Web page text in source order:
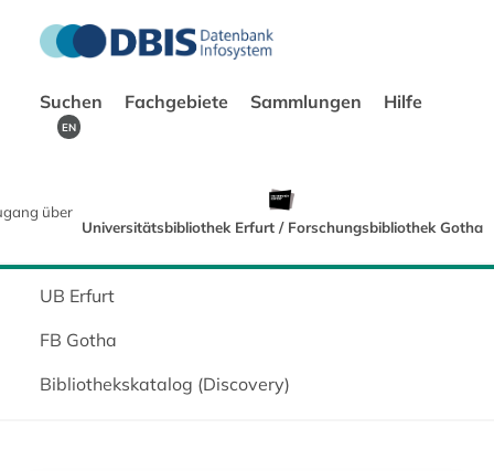
Suchen Fachgebiete Sammlungen Hilfe
EN
über
Universitätsbibliothek Erfurt / Forschungsbibliothek Gotha
UB Erfurt
FB Gotha
Bibliothekskatalog (Discovery)